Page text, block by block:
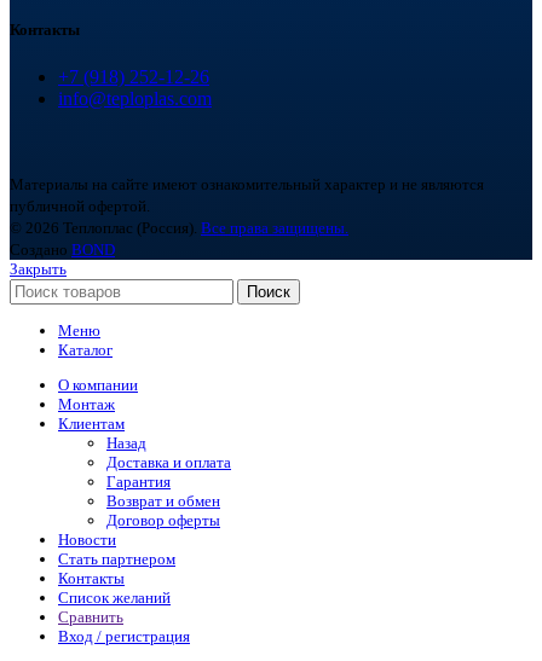
Контакты
+7 (918) 252-12-26
info@teploplas.com
Материалы на сайте имеют ознакомительный характер и не являются
публичной офертой.
© 2026 Теплоплас (Россия). Все права защищены.
Создано BOND
Закрыть
Поиск
Меню
Каталог
О компании
Монтаж
Клиентам
Назад
Доставка и оплата
Гарантия
Возврат и обмен
Договор оферты
Новости
Стать партнером
Контакты
Список желаний
Сравнить
Вход / регистрация